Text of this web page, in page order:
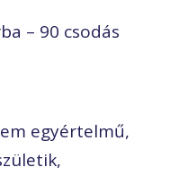
– 90 csodás
egyértelmű,